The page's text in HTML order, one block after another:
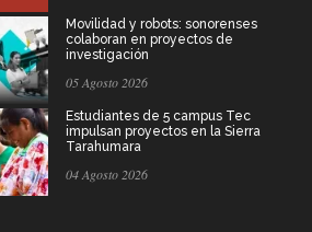
Movilidad y robots: sonorenses
colaboran en proyectos de
investigación
05 Agosto 2026
Estudiantes de 5 campus Tec
impulsan proyectos en la Sierra
Tarahumara
04 Agosto 2026